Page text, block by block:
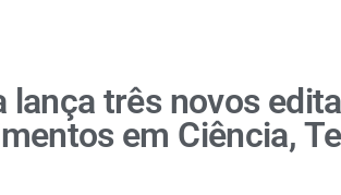
lança três novos
em Ciência,